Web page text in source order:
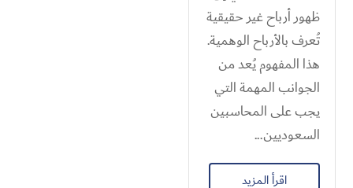
ظهور أرباح غير حقيقية
تُعرف بالأرباح الوهمية.
هذا المفهوم يُعد من
الجوانب المهمة التي
يجب على المحاسبين
السعوديين...
اقرأ المزيد